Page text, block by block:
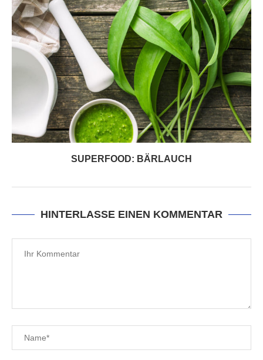
SUPERFOOD: BÄRLAUCH
HINTERLASSE EINEN KOMMENTAR